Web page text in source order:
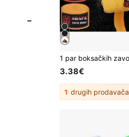
3.38€
1 drugih prodavača